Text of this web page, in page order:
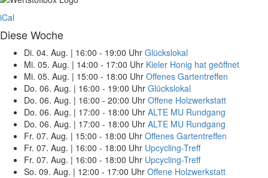
iCal
Diese Woche
Di. 04. Aug. | 16:00 - 19:00 Uhr Glückslokal
Mi. 05. Aug. | 14:00 - 17:00 Uhr Kieler Honig hat geöffnet
Mi. 05. Aug. | 15:00 - 18:00 Uhr Offenes Gartentreffen
Do. 06. Aug. | 16:00 - 19:00 Uhr Glückslokal
Do. 06. Aug. | 16:00 - 20:00 Uhr Offene Holzwerkstatt
Do. 06. Aug. | 17:00 - 18:00 Uhr ALTE MU Rundgang
Do. 06. Aug. | 17:00 - 18:00 Uhr ALTE MU Rundgang
Fr. 07. Aug. | 15:00 - 18:00 Uhr Offenes Gartentreffen
Fr. 07. Aug. | 16:00 - 18:00 Uhr Upcycling-Treff
Fr. 07. Aug. | 16:00 - 18:00 Uhr Upcycling-Treff
So. 09. Aug. | 12:00 - 17:00 Uhr Offene Holzwerkstatt